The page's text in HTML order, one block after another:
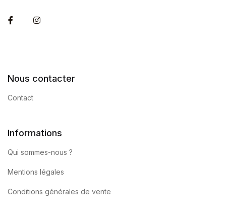
FacebookInstagram
Nous contacter
Contact
Informations
Qui sommes-nous ?
Mentions légales
Conditions générales de vente